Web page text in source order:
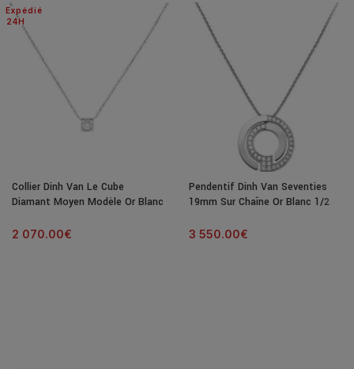
24H
Expédié
Collier Dinh Van Le Cube
Diamant Moyen Modèle Or Blanc
2 070.00€
Pendentif Dinh Van Seventies
19mm Sur Chaîne Or Blanc 1/2
3 550.00€